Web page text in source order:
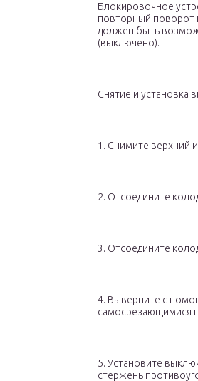
Блокировочное
повторный поворот
должен быть
(выключено).
Снятие и установка
1. Снимите верхний
2. Отсоедините
3. Отсоедините
4. Выверните с
самосрезающимися
5. Установите
стержень